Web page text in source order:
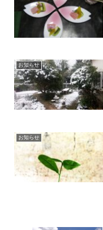
お知らせ
お知らせ